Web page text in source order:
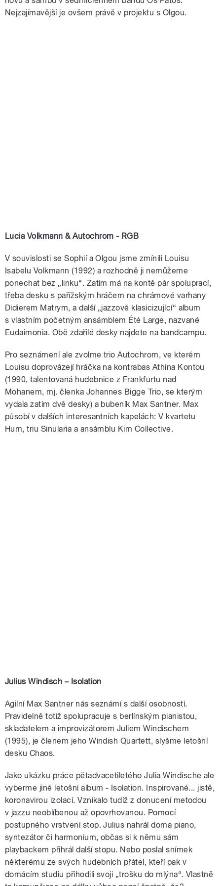
Nejzajímavější je ovšem právě v projektu s Olgou.
Lucia Volkmann & Autochrom - RGB
V souvislosti se Sophií a Olgou jsme zmínili Louisu
Isabelu Volkmann (1992) a rozhodně ji nemůžeme
ponechat bez „linku“. Zatím má na kontě pár spoluprací,
třeba desku s pařížským hráčem na chrámové varhany
Didierem Matrym, a další „jazzově klasicizující“ album
s vlastním početným ansámblem Été Large, nazvané
Eudaimonia. Obě zdařilé desky najdete na bandcampu.
Pro seznámení ale zvolme trio Autochrom, ve kterém
Louisu doprovázejí hráčka na kontrabas Athina Kontou
(1990, talentovaná hudebnice z Frankfurtu nad
Mohanem, mj. členka Johannes Bigge Trio, se kterým
vydala zatím dvě desky) a bubeník Max Santner. Max
působí v dalších interesantních kapelách: V kvartetu
Hum, triu Sinularia a ansámblu Kim Collective.
Julius Windisch – Isolation
Agilní Max Santner nás seznámí s další osobností.
Pravidelně totiž spolupracuje s berlínským pianistou,
skladatelem a improvizátorem Juliem Windischem
(1995), je členem jeho Windish Quartett, slyšme letošní
desku Chaos.
Jako ukázku práce pětadvacetiletého Julia Windische ale
vyberme jiné letošní album - Isolation. Inspirované... jistě,
koronavirou izolací. Vznikalo tudíž z donucení metodou
v jazzu neoblíbenou až opovrhovanou. Pomocí
postupného vrstvení stop. Julius nahrál doma piano,
syntezátor či harmonium, občas si k němu sám
playbackem přihrál další stopu. Nebo poslal snímek
některému ze svých hudebních přátel, kteří pak v
domácím studiu přihodili svoji „trošku do mlýna“. Vlastně